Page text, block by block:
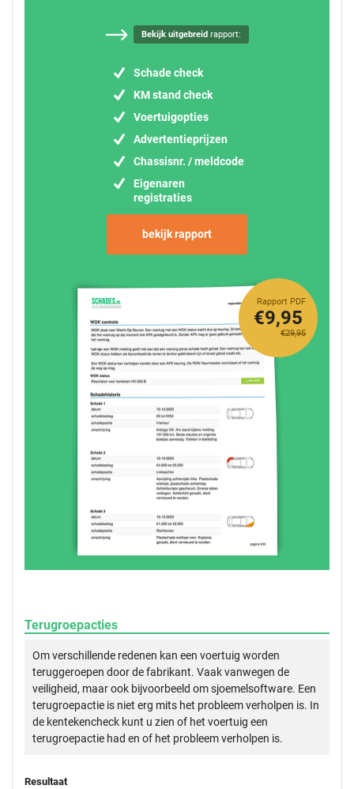
Bekijk uitgebreidrapport:
Schade check
KM stand check
Voertuigopties
Advertentieprijzen
Chassisnr. / meldcode
Eigenaren
registraties
bekijk rapport
Rapport PDF
€29,95
€9,95
Terugroepacties
Om verschillende redenen kan een voertuig worden
teruggeroepen door de fabrikant. Vaak vanwegen de
veiligheid, maar ook bijvoorbeeld om sjoemelsoftware. Een
terugroepactie is niet erg mits het probleem verholpen is. In
de kentekencheck kunt u zien of het voertuig een
terugroepactie had en of het probleem verholpen is.
Resultaat